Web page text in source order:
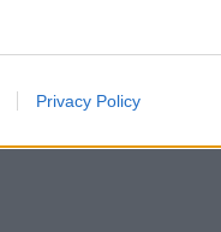
Privacy Policy